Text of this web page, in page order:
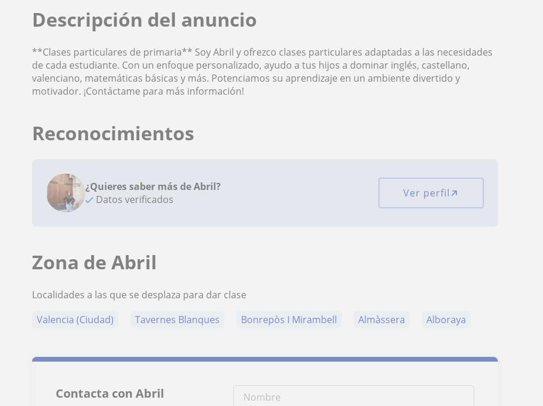
Descripción del anuncio
**Clases particulares de primaria** Soy Abril y ofrezco clases particulares adaptadas a las necesidades
de cada estudiante. Con un enfoque personalizado, ayudo a tus hijos a dominar inglés, castellano,
valenciano, matemáticas básicas y más. Potenciamos su aprendizaje en un ambiente divertido y
motivador. ¡Contáctame para más información!
Reconocimientos
¿Quieres saber más de Abril?
Datos verificados
Ver perfil
Zona de Abril
Localidades a las que se desplaza para dar clase
Valencia (Ciudad)
Tavernes Blanques Bonrepòs I Mirambell Almàssera Alboraya
Contacta con Abril